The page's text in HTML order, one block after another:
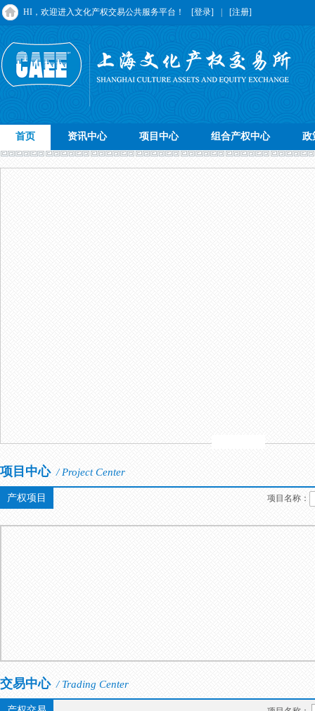
HI，欢迎进入文化产权交易公共服务平台！ [登录] [注册]
首页 资讯中心 项目中心 组合产权中心 政
项目中心 / Project Center
产权项目 项目名称：
交易中心 / Trading Center